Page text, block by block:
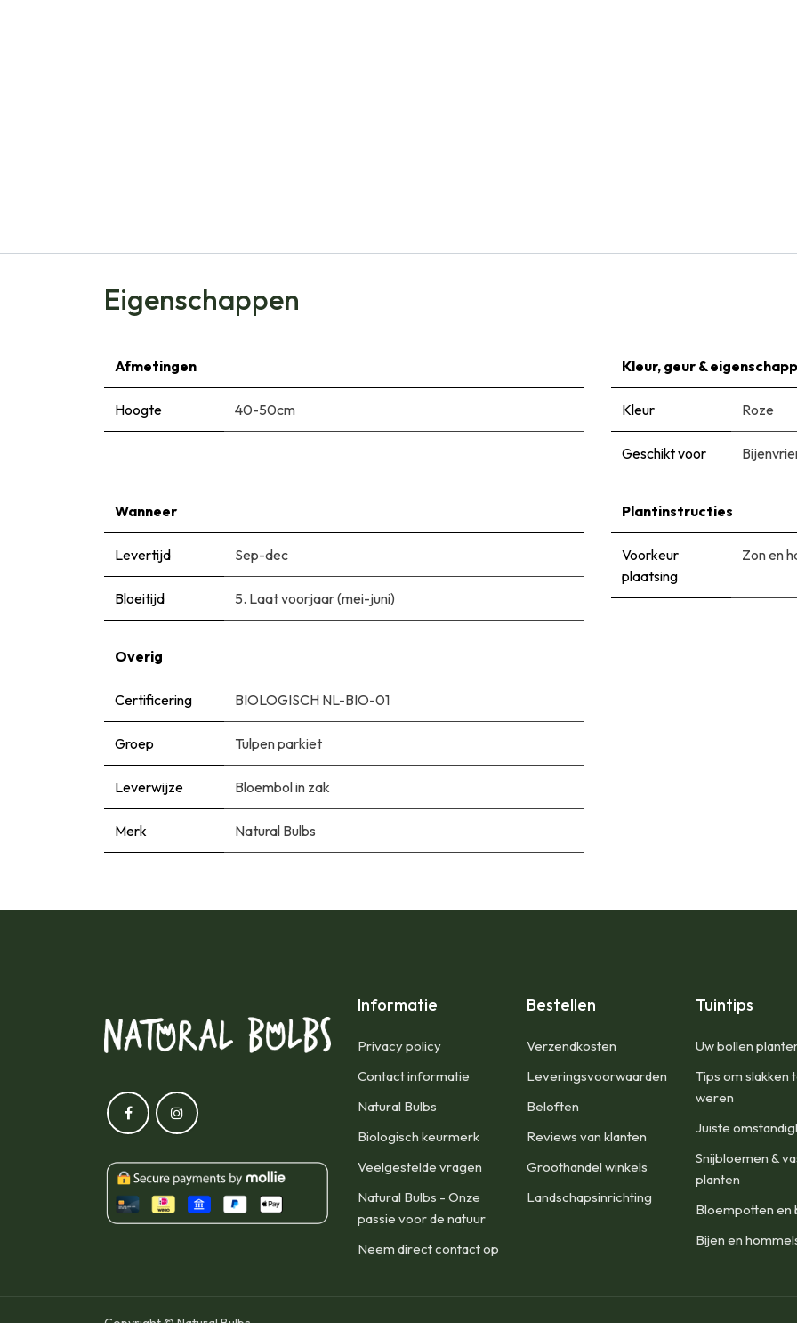
Eigenschappen
Afmetingen
Hoogte 40-50cm
Kleur, geur &
Kleur Roze
Geschikt voor
Wanneer
Levertijd Sep-dec
Bloeitijd 5. Laat voorjaar (mei-juni)
Plantinstructies
Voorkeur
plaatsing
Zon en
Overig
Certificering BIOLOGISCH NL-BIO-01
Groep Tulpen parkiet
Leverwijze Bloembol in zak
Merk Natural Bulbs
Informatie
Privacy policy
Contact informatie
Natural Bulbs
Biologisch keurmerk
Veelgestelde vragen
Natural Bulbs - Onze
passie voor de natuur
Neem direct contact op
Bestellen
​Verzendkosten
Leveringsvoorwaarden
Beloften
Reviews van klanten
Groothandel winkels
Landschapsinrichting
Tuintips
Uw bollen
Tips om slakken
weren
Juiste
Snijbloemen &
planten
Bloempotten en
Bijen en